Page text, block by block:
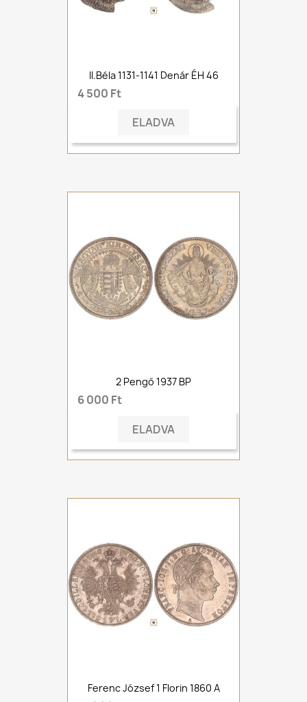
II.Béla 1131-1141 Denár ÉH 46
4 500 Ft
ELADVA
2 Pengő 1937 BP
6 000 Ft
ELADVA
Ferenc József 1 Florin 1860 A